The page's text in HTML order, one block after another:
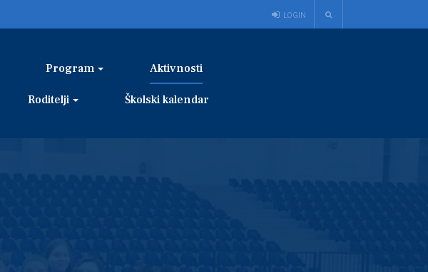
LOGIN
Program Aktivnosti
Roditelji Školski kalendar